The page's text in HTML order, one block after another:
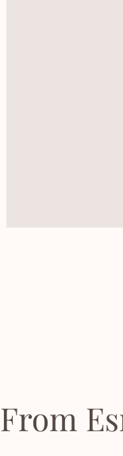
From